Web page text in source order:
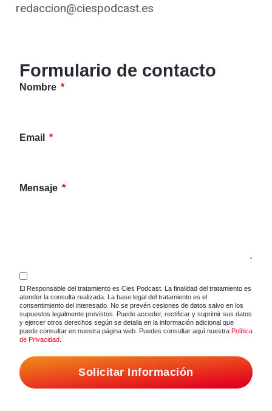
redaccion@ciespodcast.es
Formulario de contacto
Nombre
Email
Mensaje
El Responsable del tratamiento es Cies Podcast. La finalidad del tratamiento es
atender la consulta realizada. La base legal del tratamiento es el
consentimiento del interesado. No se prevén cesiones de datos salvo en los
supuestos legalmente previstos. Puede acceder, rectificar y suprimir sus datos
y ejercer otros derechos según se detalla en la información adicional que
puede consultar en nuestra página web. Puedes consultar aquí nuestra Política
de Privacidad
Solicitar Información